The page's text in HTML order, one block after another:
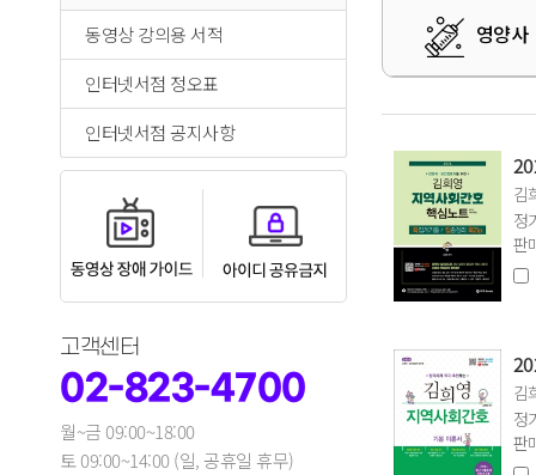
동영상 강의용 서적
인터넷서점 정오표
인터넷서점 공지사항
고객센터
02-823-4700
월~금 09:00~18:00
토 09:00~14:00 (일, 공휴일 휴무)
영양사
김
정
판
김
정
판